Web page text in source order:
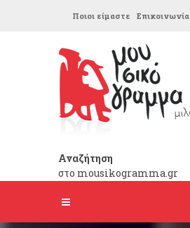
Ποιοι είμαστε Επικοινωνία
Αναζήτηση
στο mousikogramma.gr